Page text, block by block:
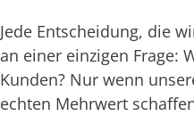
Jede Entscheidung, die
an einer einzigen Frage:
Kunden? Nur wenn
echten Mehrwert